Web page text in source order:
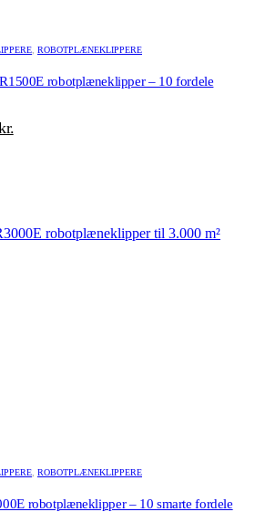
ROBOTPLÆNEKLIPPERE
robotplæneklipper – 10 fordele
ROBOTPLÆNEKLIPPERE
robotplæneklipper – 10 smarte fordele